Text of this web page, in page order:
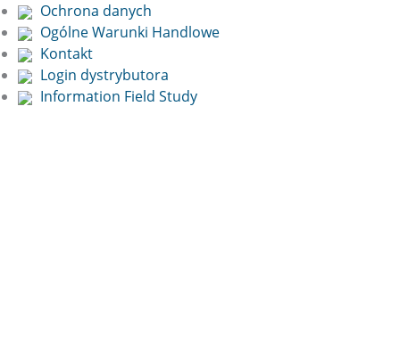
Ochrona danych
Ogólne Warunki Handlowe
Kontakt
Login dystrybutora
Information Field Study